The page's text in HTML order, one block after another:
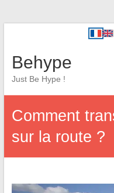
Behype
Just Be Hype !
Comment
sur la route ?